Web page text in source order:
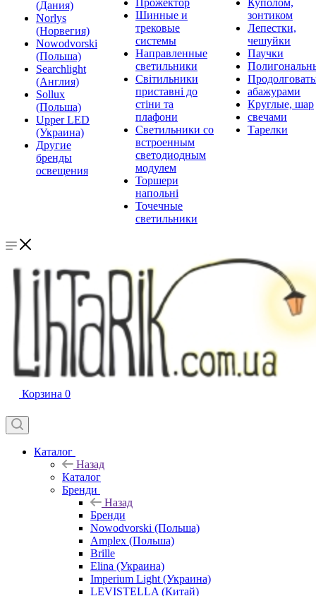
(Дания)
Norlys
(Норвегия)
Nowodvorski
(Польша)
Searchlight
(Англия)
Sollux
(Польша)
Upper LED
(Украина)
Другие
бренды
освещения
Прожектор
Шинные и
трековые
системы
Направленные
светильники
Світильники
приставні до
стіни та
плафони
Светильники со
встроенным
светодиодным
модулем
Торшери
напольні
Точечные
светильники
Куполом,
зонтиком
Лепестки,
чешуйки
Паучки
абажурами
Круглые, шар
свечами
Тарелки
Корзина 0
Каталог
Назад
Каталог
Бренди
Назад
Бренди
Nowodvorski (Польша)
Amplex (Польша)
Brille
Elina (Украина)
Imperium Light (Украина)
LEVISTELLA (Китай)